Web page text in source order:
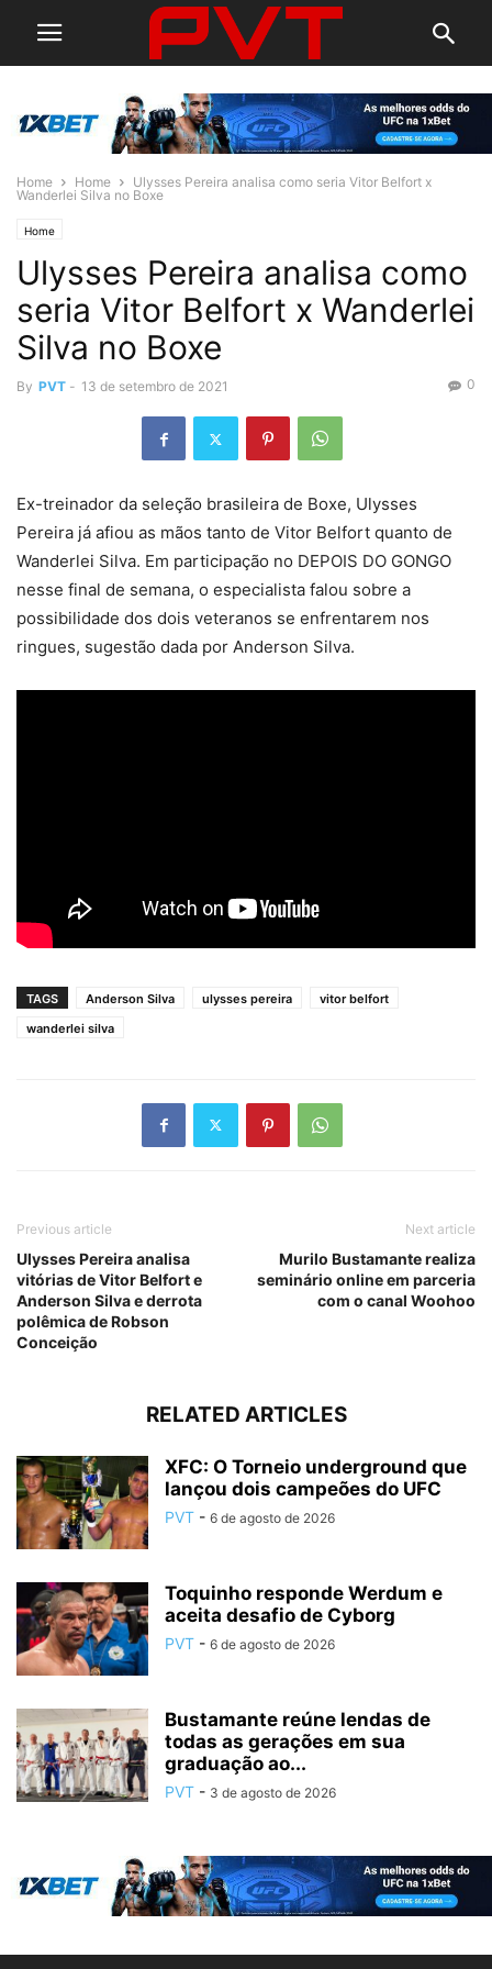
Home Home
Ulysses Pereira analisa como seria Vitor Belfort x
Wanderlei Silva no Boxe
Home
Ulysses Pereira analisa como
seria Vitor Belfort x Wanderlei
Silva no Boxe
By PVT - 13 de setembro de 2021 0
Ex-treinador da seleção brasileira de Boxe, Ulysses
Pereira já afiou as mãos tanto de Vitor Belfort quanto de
Wanderlei Silva. Em participação no DEPOIS DO GONGO
nesse final de semana, o especialista falou sobre a
possibilidade dos dois veteranos se enfrentarem nos
ringues, sugestão dada por Anderson Silva.
TAGS Anderson Silva ulysses pereira
vitor belfort
wanderlei silva
Previous article
Ulysses Pereira analisa
vitórias de Vitor Belfort e
Anderson Silva e derrota
polêmica de Robson
Conceição
Next article
Murilo Bustamante realiza
seminário online em parceria
com o canal Woohoo
RELATED ARTICLES
XFC: O Torneio underground que
lançou dois campeões do UFC
PVT - 6 de agosto de 2026
Toquinho responde Werdum e
aceita desafio de Cyborg
PVT - 6 de agosto de 2026
Bustamante reúne lendas de
todas as gerações em sua
graduação ao...
PVT - 3 de agosto de 2026